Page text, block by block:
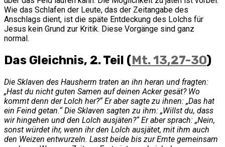
Wie das Schlafen der Leute, das der Zeitangabe des
Anschlags dient, ist die späte Entdeckung des Lolchs für
Jesus kein Grund zur Kritik. Diese Vorgänge sind ganz
normal.
Das Gleichnis, 2. Teil (Mt. 13,27-30)
Die Sklaven des Hausherrn traten an ihn heran und fragten:
„Hast du nicht guten Samen auf deinen Acker gesät? Wo
kommt denn der Lolch her?“ Er aber sagte zu ihnen: „Das hat
ein Feind getan.“ Die Sklaven sagten zu ihm: „Willst du, dass
wir hingehen und den Lolch ausjäten?“ Er aber sprach: „Nein,
sonst würdet ihr, wenn ihr den Lolch ausjätet, mit ihm auch
den Weizen entwurzeln. Lasst beide bis zur Ernte gemeinsam